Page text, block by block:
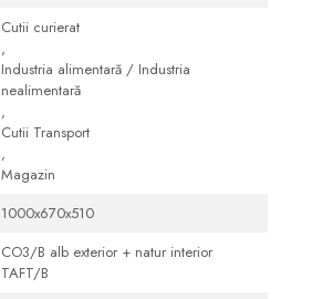
Cutii curierat
,
Industria alimentară / Industria
nealimentară
,
Cutii Transport
,
Magazin
1000x670x510
CO3/B alb exterior + natur interior
TAFT/B